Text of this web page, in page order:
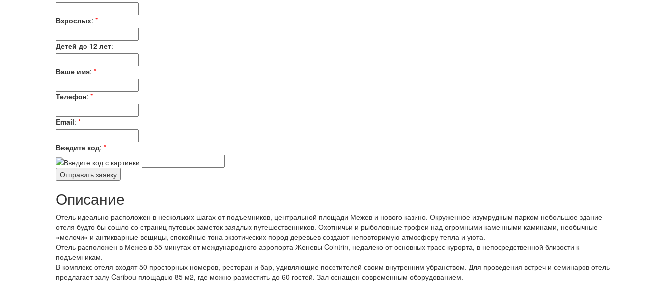
Взрослых: *
Детей до 12 лет:
Ваше имя: *
Телефон: *
Email: *
Введите код: *
Описание
Отель идеально расположен в нескольких шагах от подъемников, центральной площади Межев и нового казино. Окруженное изумрудным парком небольшое здание
отеля будто бы сошло со страниц путевых заметок заядлых путешественников. Охотничьи и рыболовные трофеи над огромными каменными каминами, необычные
«мелочи» и антикварные вещицы, спокойные тона экзотических пород деревьев создают неповторимую атмосферу тепла и уюта.
Отель расположен в Межев в 55 минутах от международного аэропорта Женевы Cointrin, недалеко от основных трасс курорта, в непосредственной близости к
подъемникам.
В комплекс отеля входят 50 просторных номеров, ресторан и бар, удивляющие посетителей своим внутренним убранством. Для проведения встреч и семинаров отель
предлагает залу Caribou площадью 85 м2, где можно разместить до 60 гостей. Зал оснащен современным оборудованием.